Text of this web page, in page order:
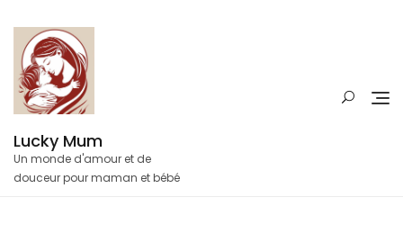
content
Lucky Mum
Un monde d'amour et de
douceur pour maman et bébé